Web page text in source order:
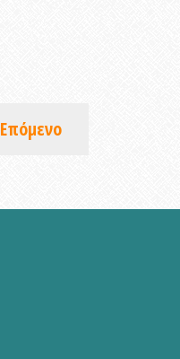
Επόμενο